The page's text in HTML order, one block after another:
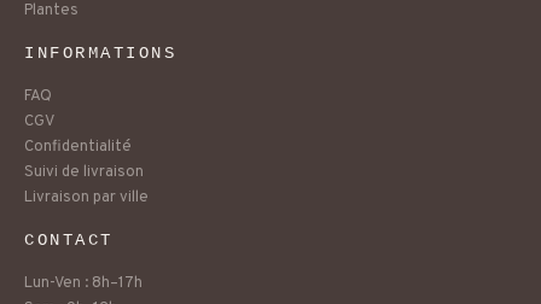
Plantes
INFORMATIONS
FAQ
CGV
Confidentialité
Suivi de livraison
Livraison par ville
CONTACT
Lun-Ven : 8h–17h